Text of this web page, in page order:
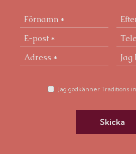
Jag godkänner Traditions
Skicka